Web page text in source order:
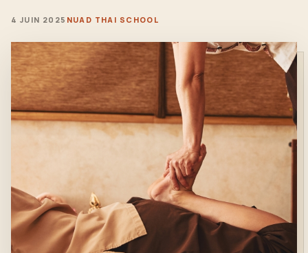
4 JUIN 2025 NUAD THAI SCHOOL